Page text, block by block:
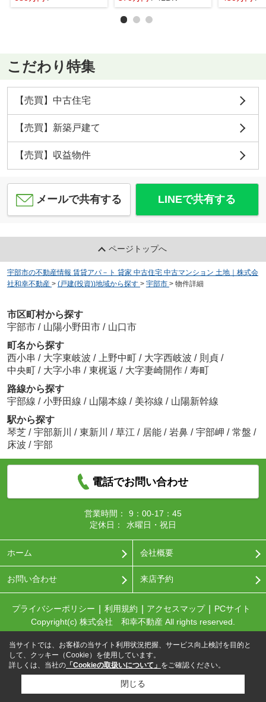
こだわり特集
【売買】中古住宅
【売買】新築戸建て
【売買】収益物件
メールで共有する LINEで共有する
ページトップへ
宇部市の不動産情報 賃貸アパ－ト 貸家 中古住宅 中古マンション 土地｜株式会
社和幸不動産 > (戸建(投資))地域から探す > 宇部市 > 物件詳細
市区町村から探す
宇部市 / 山陽小野田市 / 山口市
町名から探す
西小串 / 大字東岐波 / 上野中町 / 大字西岐波 / 則貞 /
中央町 / 大字小串 / 東梶返 / 大字妻崎開作 / 寿町
路線から探す
宇部線 / 小野田線 / 山陽本線 / 美祢線 / 山陽新幹線
駅から探す
琴芝 / 宇部新川 / 東新川 / 草江 / 居能 / 岩鼻 / 宇部岬 / 常盤 /
床波 / 宇部
電話でお問い合わせ
営業時間：
9：00-17：45
定休日：
水曜日・祝日
ホーム 会社概要
お問い合わせ 来店予約
プライバシーポリシー 利用規約 アクセスマップ
PCサイト
Copyright(c) 株式会社 和幸不動産 All rights reserved.
当サイトでは、お客様の当サイト利用状況把握、サービス向上検討を目的と
して、クッキー（Cookie）を使用しています。
詳しくは、当社の 「Cookieの取扱いについて」 をご確認ください。
閉じる